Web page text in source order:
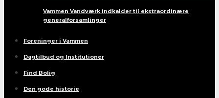
Vammen Vandværk indkalder til ekstraordinære
generalforsamlinger
Foreninger i Vammen
Dagtilbud og Institutioner
Find Bolig
Den gode historie